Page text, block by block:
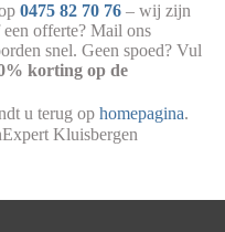
0475 82 70 76 – wij zijn
offerte? Mail ons
snel. Geen spoed? Vul
korting op de
u terug op homepagina.
Kluisbergen